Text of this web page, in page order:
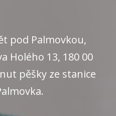
pod Palmovkou,
Holého 13, 180 00
pěšky ze stanice